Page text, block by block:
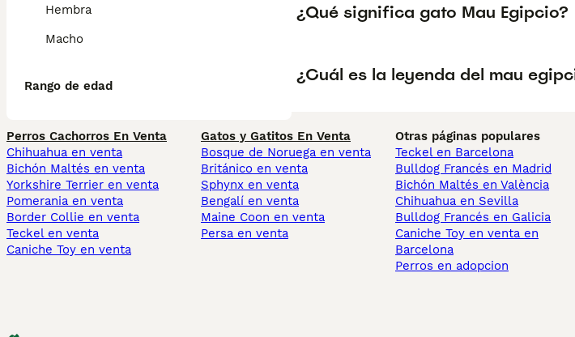
Hembra
Macho
Rango de edad
¿Qué significa gato Mau Egipcio?
¿Cuál es la leyenda del mau
Perros Cachorros En Venta
Chihuahua en venta
Bichón Maltés en venta
Yorkshire Terrier en venta
Pomerania en venta
Border Collie en venta
Teckel en venta
Caniche Toy en venta
Gatos y Gatitos En Venta
Bosque de Noruega en venta
Británico en venta
Sphynx en venta
Bengalí en venta
Maine Coon en venta
Persa en venta
Otras páginas populares
Teckel en Barcelona
Bulldog Francés en Madrid
Bichón Maltés en València
Chihuahua en Sevilla
Bulldog Francés en Galicia
Caniche Toy en venta en
Barcelona
Perros en adopcion